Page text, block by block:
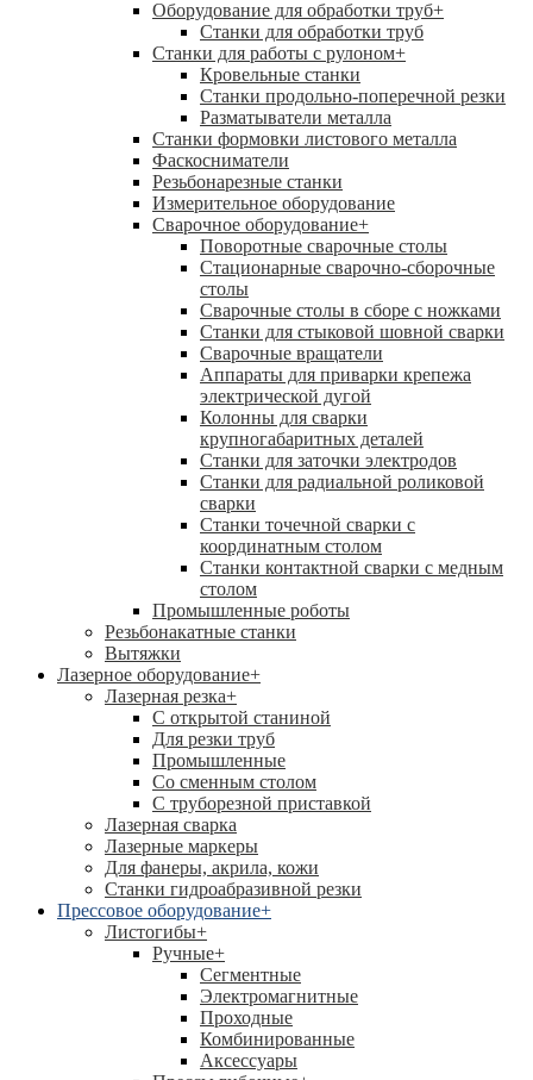
Оборудование для обработки труб+
Станки для обработки труб
Станки для работы с рулоном+
Кровельные станки
Станки продольно-поперечной резки
Разматыватели металла
Станки формовки листового металла
Фаскосниматели
Резьбонарезные станки
Измерительное оборудование
Сварочное оборудование+
Поворотные сварочные столы
Стационарные сварочно-сборочные
столы
Сварочные столы в сборе с ножками
Станки для стыковой шовной сварки
Сварочные вращатели
Аппараты для приварки крепежа
электрической дугой
Колонны для сварки
крупногабаритных деталей
Станки для заточки электродов
Станки для радиальной роликовой
сварки
Станки точечной сварки с
координатным столом
Станки контактной сварки с медным
столом
Промышленные роботы
Резьбонакатные станки
Вытяжки
Лазерное оборудование+
Лазерная резка+
С открытой станиной
Для резки труб
Промышленные
Со сменным столом
С труборезной приставкой
Лазерная сварка
Лазерные маркеры
Для фанеры, акрила, кожи
Станки гидроабразивной резки
Прессовое оборудование+
Листогибы+
Ручные+
Сегментные
Электромагнитные
Проходные
Комбинированные
Аксессуары